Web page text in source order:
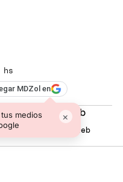
hs
MDZol en
medios
×
Foto: web